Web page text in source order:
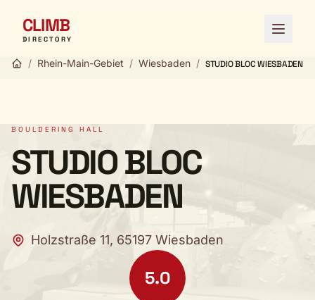
CLIMB
DIRECTORY Open
/ Rhein-Main-Gebiet / Wiesbaden / STUDIO BLOC WIESBADEN
BOULDERING HALL
STUDIO BLOC
WIESBADEN
Holzstraße 11, 65197 Wiesbaden
5.0